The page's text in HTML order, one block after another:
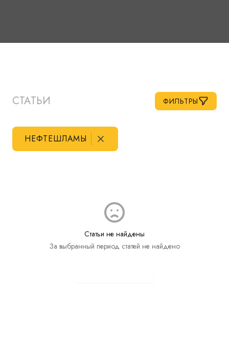
СТАТЬИ ФИЛЬТРЫ
НЕФТЕШЛАМЫ
Статьи не найдены
За выбранный период статей не найдено